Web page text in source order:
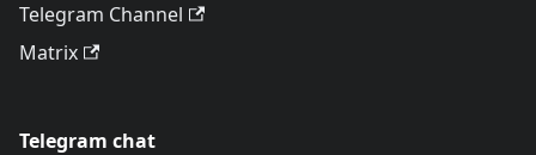
Telegram Channel
Matrix
Telegram chat